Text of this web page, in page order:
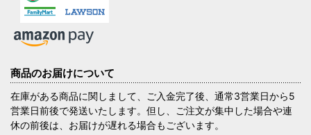
商品のお届けについて
在庫がある商品に関しまして、ご入金完了後、通常3営業日から5
営業日前後で発送いたします。但し、ご注文が集中した場合や連
休の前後は、お届けが遅れる場合もございます。